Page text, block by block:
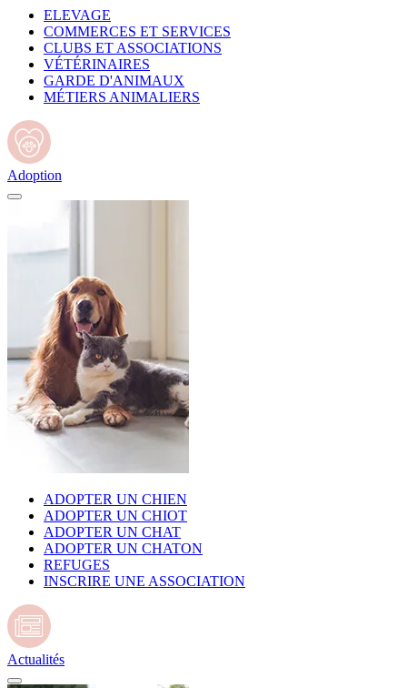
ELEVAGE
COMMERCES ET SERVICES
CLUBS ET ASSOCIATIONS
VÉTÉRINAIRES
GARDE D'ANIMAUX
MÉTIERS ANIMALIERS
Adoption
ADOPTER UN CHIEN
ADOPTER UN CHIOT
ADOPTER UN CHAT
ADOPTER UN CHATON
REFUGES
INSCRIRE UNE ASSOCIATION
Actualités